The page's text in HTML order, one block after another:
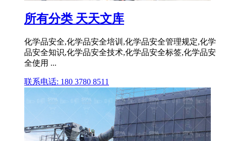
所有分类 天天文库
化学品安全,化学品安全培训,化学品安全管理规定,化学
品安全知识,化学品安全技术,化学品安全标签,化学品安
全使用 ...
联系电话: 180 3780 8511